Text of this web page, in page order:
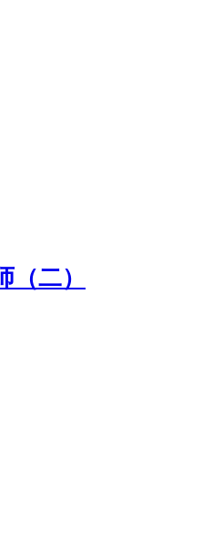
二）